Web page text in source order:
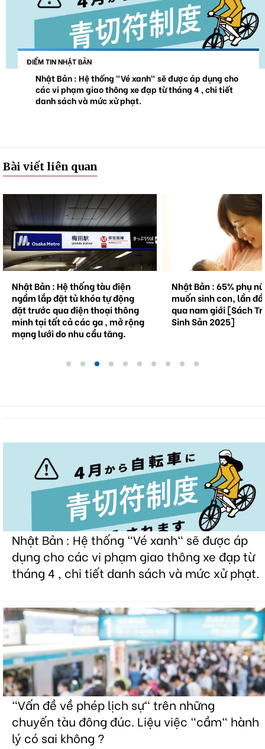
ĐIỂM TIN NHẬT BẢN
Nhật Bản : Hệ thống "Vé xanh" sẽ được áp dụng cho
các vi phạm giao thông xe đạp từ tháng 4 , chi tiết
danh sách và mức xử phạt.
Bài viết liên quan
Nhật Bản : Hệ thống tàu điện
ngầm lắp đặt tủ khóa tự động
đặt trước qua điện thoại thông
minh tại tất cả các ga , mở rộng
mạng lưới do nhu cầu tăng.
Nhật Bản : 65% phụ
muốn sinh con, lần
qua nam giới [Sách
Sinh Sản 2025]
Nhật Bản : Hệ thống "Vé xanh" sẽ được áp
dụng cho các vi phạm giao thông xe đạp từ
tháng 4 , chi tiết danh sách và mức xử phạt.
"Vấn đề về phép lịch sự" trên những
chuyến tàu đông đúc. Liệu việc "cầm" hành
lý có sai không ?